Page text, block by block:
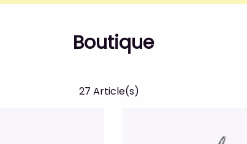
Boutique
27 Article(s)